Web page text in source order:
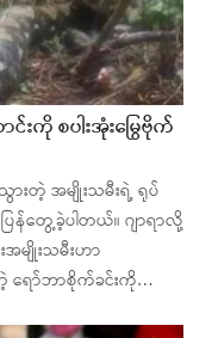
းကို စပါးအုံးမြွေဗိုက်
းတဲ့ အမျိုးသမီးရဲ့ ရုပ်
ြန်တွေ့ခဲ့ပါတယ်။ ဂျာရာလို့
မျိုးသမီးဟာ
ော်ဘာစိုက်ခင်းကို…